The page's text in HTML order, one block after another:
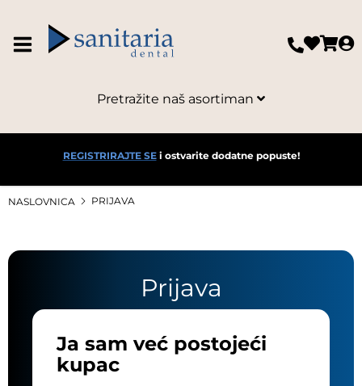
Pretražite naš asortiman
REGISTRIRAJTE SEi ostvarite dodatne popuste!
NASLOVNICA PRIJAVA
Prijava
Ja sam već postojeći
kupac